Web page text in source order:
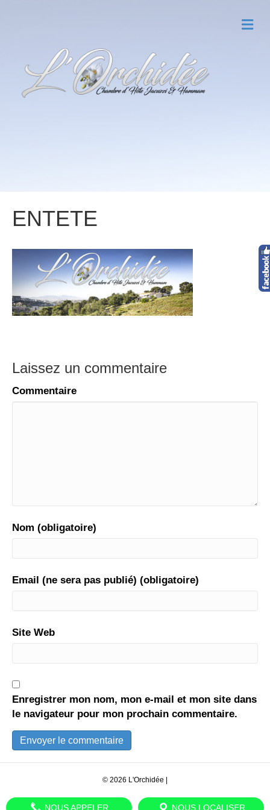
M
E
ENTETE
Laissez un commentaire
Commentaire
Nom (obligatoire)
Email (ne sera pas publié) (obligatoire)
Site Web
Enregistrer mon nom, mon e-mail et mon site dans
le navigateur pour mon prochain commentaire.
© 2026 L'Orchidée
NOUS APPELER NOUS LOCALISER